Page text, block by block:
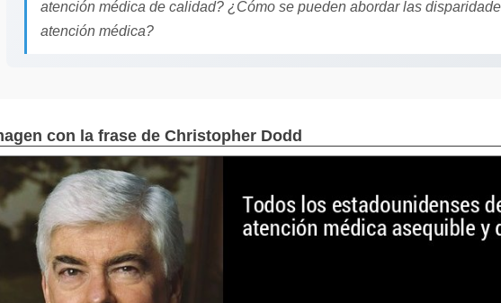
atención médica de calidad? ¿Cómo se pueden abordar las
atención médica?
con la frase de Christopher Dodd